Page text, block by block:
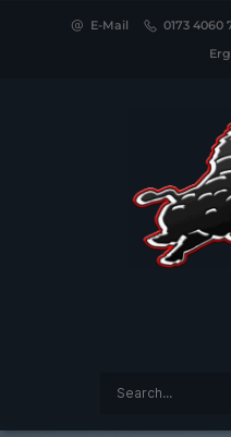
E-Mail 0173 4060